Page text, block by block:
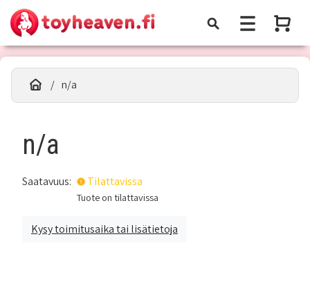
n/a
n/a
Saatavuus: Tilattavissa
Tuote on tilattavissa
Kysy toimitusaika tai lisätietoja